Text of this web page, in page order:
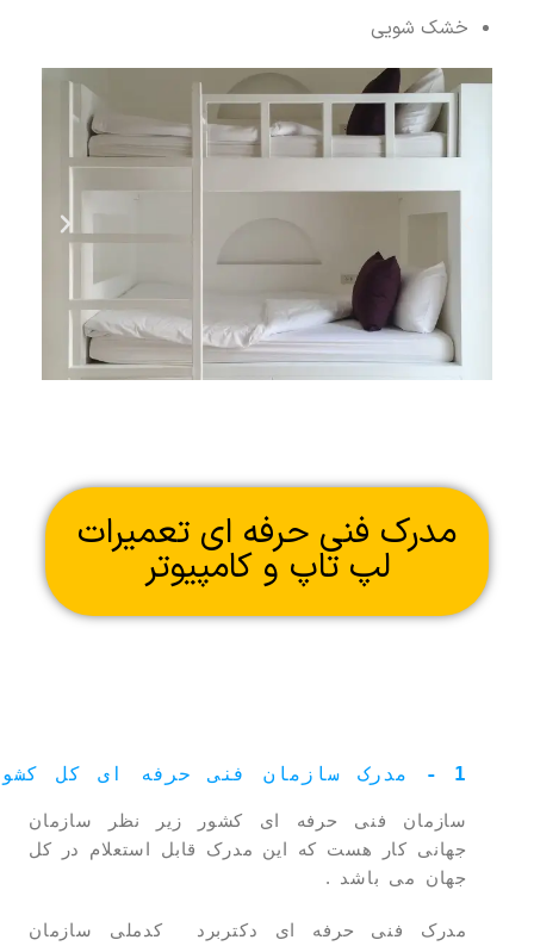
خشک شویی
مدرک فنی حرفه ای تعمیرات
لپ تاپ و کامپیوتر
1 - مدرک سازمان فنی حرفه ای کل
سازمان فنی حرفه ای کشور زیر نظر سازمان
جهانی کار هست که این مدرک قابل استعلام در کل
جهان می باشد .
مدرک فنی حرفه ای دکتربرد کدملی سازمان